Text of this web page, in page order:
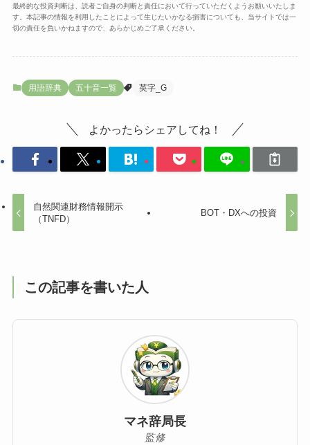
最終的な投資判断は、読者ご自身の判断と責任において行っていただくようお願いいたしま
す。本記事の情報を利用したことによって生じたいかなる損害についても、当サイトでは一
切の責任を負いかねますので、あらかじめご了承ください。
用語辞典 五十音一覧 英字_G
よかったらシェアしてね！
自然関連財務情報開示
（TNFD）
BOT・DXへの投資
この記事を書いた人
マネ辞局長
監修